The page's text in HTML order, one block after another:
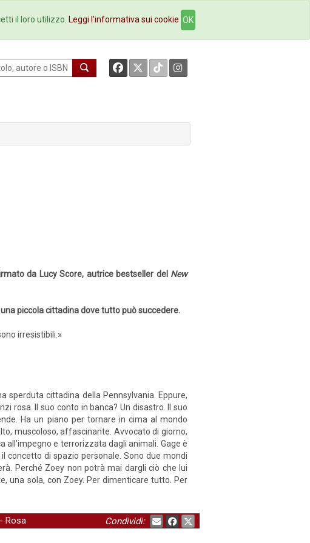
Ebookstore Contatti
da Lucy Score, autrice bestseller del New
piccola cittadina dove tutto può succedere.
irresistibili.»
sperduta cittadina della Pennsylvania. Eppure,
rosa. Il suo conto in banca? Un disastro. Il suo
Ha un piano per tornare in cima al mondo
muscoloso, affascinante. Avvocato di giorno,
e terrorizzata dagli animali. Gage è
concetto di spazio personale. Sono due mondi
Perché Zoey non potrà mai dargli ciò che lui
una sola, con Zoey. Per dimenticare tutto. Per
- Rosa Condividi:
il loro utilizzo. Leggi l'informativa sui cookie OK